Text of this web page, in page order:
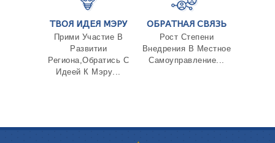
ТВОЯ ИДЕЯ МЭРУ
Прими Участие В
Развитии
Региона,Обратись С
Идеей К Мэру...
ОБРАТНАЯ СВЯЗЬ
Рост Степени
Внедрения В Местное
Самоуправление...